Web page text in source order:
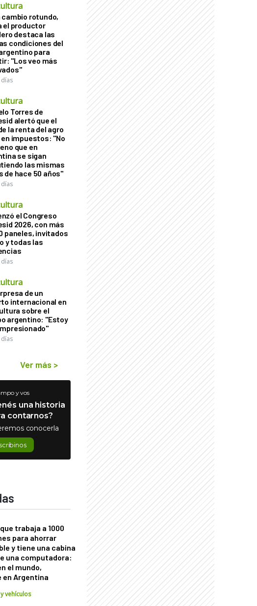
cambio rotundo,
el productor
destaca las
condiciones del
para
"Los veo más
días
Torres de
alertó que el
la renta del agro
en impuestos: "No
que en
se sigan
las mismas
de hace 50 años"
días
el Congreso
2026, con más
paneles, invitados
y todas las
días
de un
internacional en
sobre el
argentino: "Estoy
días
Ver más >
y vos
una historia
contarnos?
conocerla
trabaja a 1000
para ahorrar
y tiene una cabina
una computadora:
el mundo,
en Argentina
vehículos